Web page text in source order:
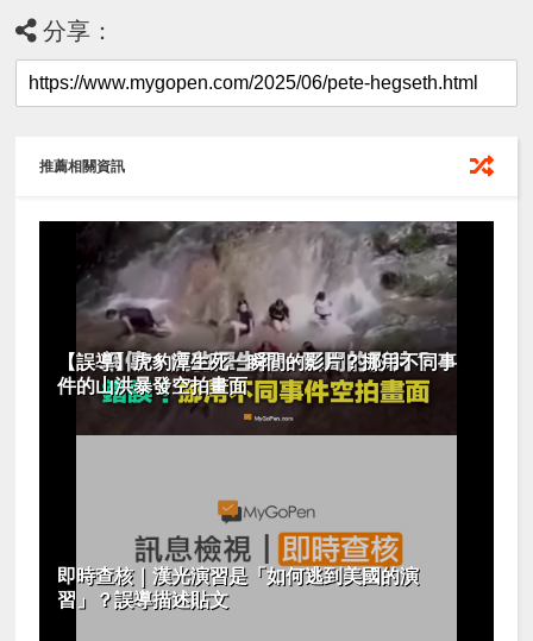
分享：
推薦相關資訊
【誤導】虎豹潭生死一瞬間的影片？挪用不同事
件的山洪暴發空拍畫面
即時查核｜漢光演習是「如何逃到美國的演
習」？誤導描述貼文